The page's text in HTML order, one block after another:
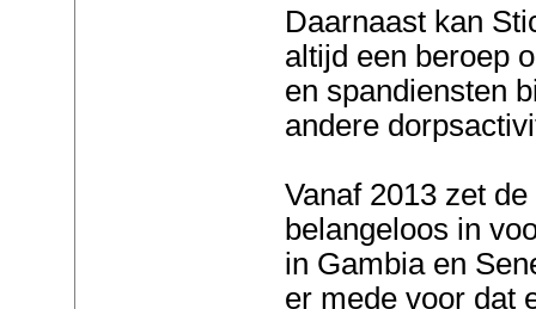
Daarnaast kan
altijd een beroep
en spandiensten
andere
Vanaf 2013 zet
belangeloos in
in Gambia en
er mede voor dat